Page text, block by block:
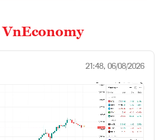
VnEconomy
21:48, 06/08/2026